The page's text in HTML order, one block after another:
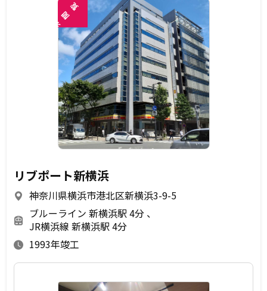
未
閲
覧
リブポート新横浜
神奈川県横浜市港北区新横浜3-9-5
ブルーライン 新横浜駅 4分
JR横浜線 新横浜駅 4分
1993年竣工